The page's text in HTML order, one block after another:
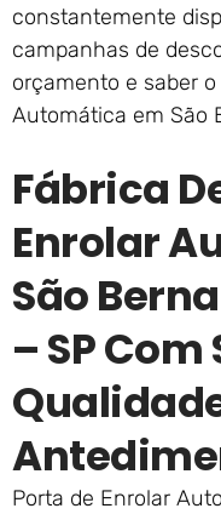
constantemente
campanhas de
orçamento e saber
Automática em São
Fábrica
Enrolar
São
– SP
Porta de Enrolar